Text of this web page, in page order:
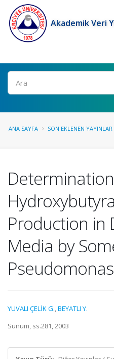
Akademik Veri
Ara
ANA SAYFA SON EKLENEN YAYINLAR
Production in
Media by
YUVALI ÇELİK G.,BEYATLI Y.
Sunum, ss.281, 2003